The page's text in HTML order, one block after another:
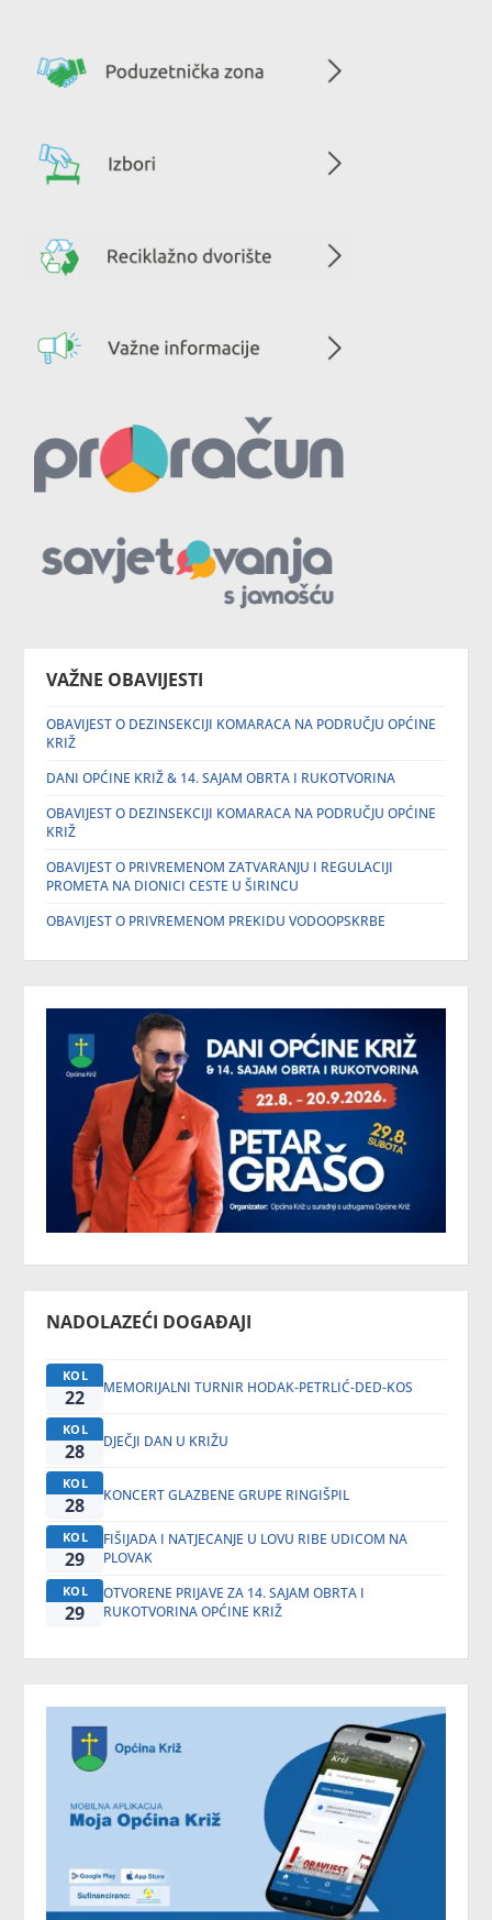
VAŽNE OBAVIJESTI
OBAVIJEST O DEZINSEKCIJI KOMARACA NA PODRUČJU OPĆINE
KRIŽ
DANI OPĆINE KRIŽ & 14. SAJAM OBRTA I RUKOTVORINA
OBAVIJEST O DEZINSEKCIJI KOMARACA NA PODRUČJU OPĆINE
KRIŽ
OBAVIJEST O PRIVREMENOM ZATVARANJU I REGULACIJI
PROMETA NA DIONICI CESTE U ŠIRINCU
OBAVIJEST O PRIVREMENOM PREKIDU VODOOPSKRBE
NADOLAZEĆI DOGAĐAJI
KOL
22 MEMORIJALNI TURNIR HODAK-PETRLIĆ-DED-KOS
KOL
28 DJEČJI DAN U KRIŽU
KOL
28 KONCERT GLAZBENE GRUPE RINGIŠPIL
KOL
29
FIŠIJADA I NATJECANJE U LOVU RIBE UDICOM NA
PLOVAK
KOL
29
OTVORENE PRIJAVE ZA 14. SAJAM OBRTA I
RUKOTVORINA OPĆINE KRIŽ